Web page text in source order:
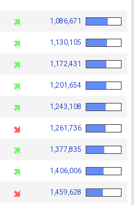
1,086,671
1,130,105
1,172,431
1,201,654
1,243,108
1,261,736
1,377,835
1,406,006
1,459,628